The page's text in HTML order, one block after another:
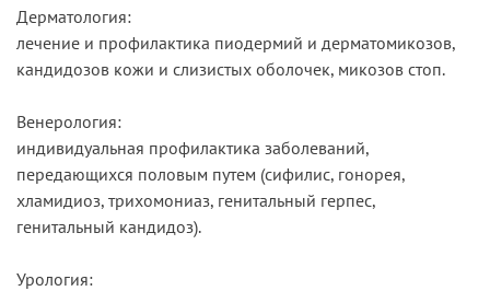
Дерматология:
лечение и профилактика пиодермий и дерматомикозов,
кандидозов кожи и слизистых оболочек, микозов стоп.
Венерология:
индивидуальная профилактика заболеваний,
передающихся половым путем (сифилис, гонорея,
хламидиоз, трихомониаз, генитальный герпес,
генитальный кандидоз).
Урология: